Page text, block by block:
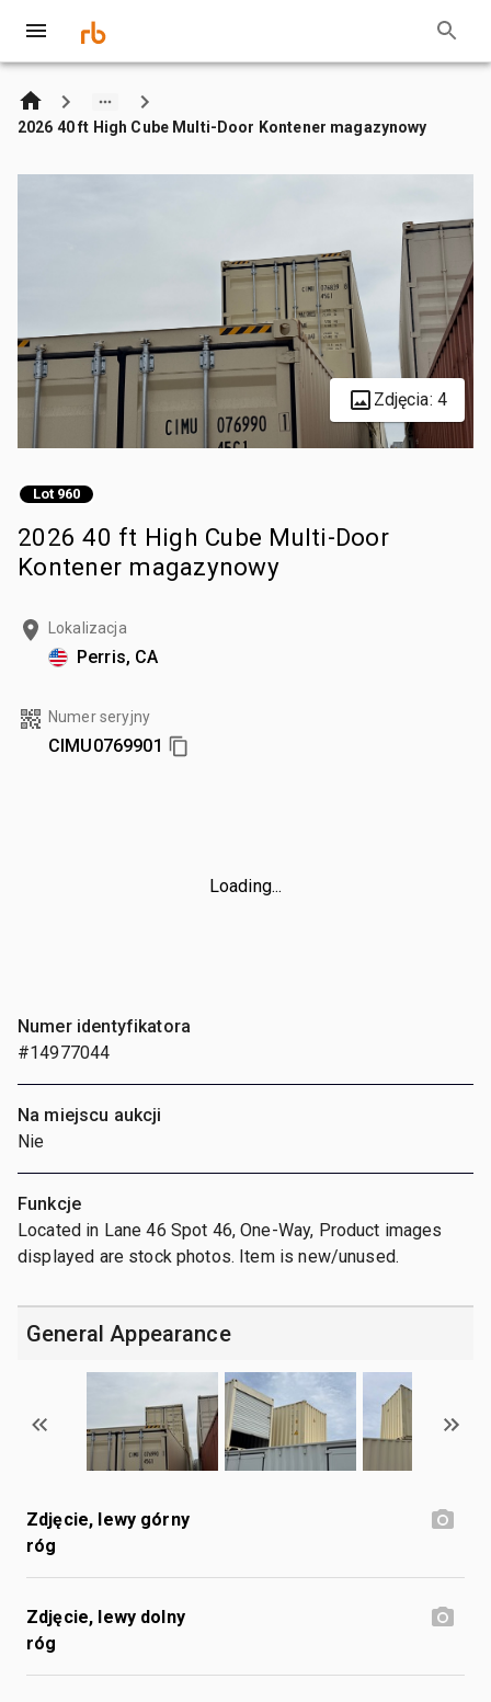
2026 40 ft High Cube Multi-Door Kontener magazynowy
Zdjęcia: 4
Lot 960
2026 40 ft High Cube Multi-Door
Kontener magazynowy
Lokalizacja
Perris, CA
Numer seryjny
CIMU0769901
Loading...
Numer identyfikatora
#14977044
Na miejscu aukcji
Nie
Funkcje
Located in Lane 46 Spot 46, One-Way, Product images
displayed are stock photos. Item is new/unused.
General Appearance
Zdjęcie, lewy górny
róg
Zdjęcie, lewy dolny
róg